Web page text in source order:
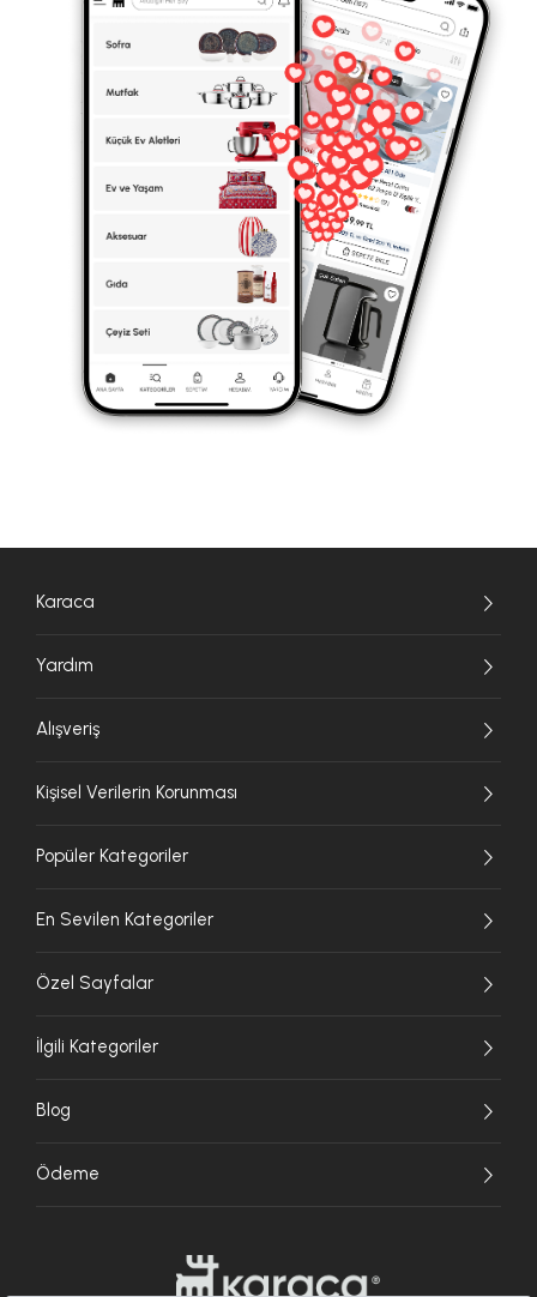
Karaca
Yardım
Alışveriş
Kişisel Verilerin Korunması
Popüler Kategoriler
En Sevilen Kategoriler
Özel Sayfalar
İlgili Kategoriler
Blog
Ödeme